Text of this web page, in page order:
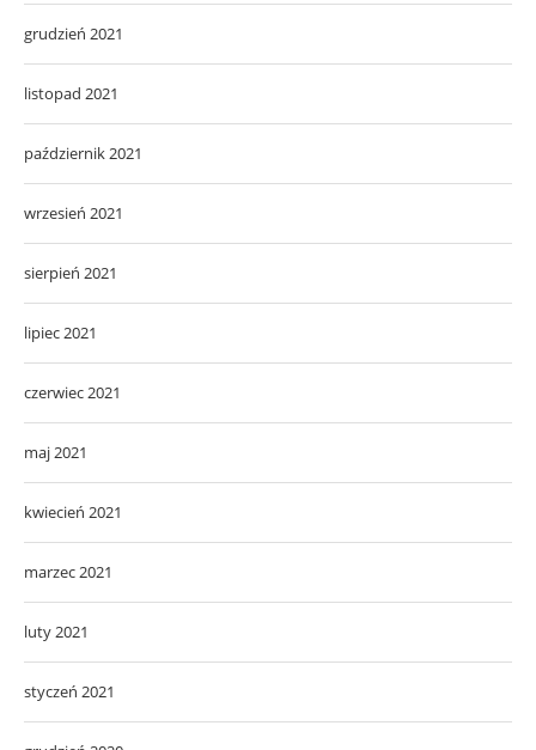
grudzień 2021
listopad 2021
październik 2021
wrzesień 2021
sierpień 2021
lipiec 2021
czerwiec 2021
maj 2021
kwiecień 2021
marzec 2021
luty 2021
styczeń 2021